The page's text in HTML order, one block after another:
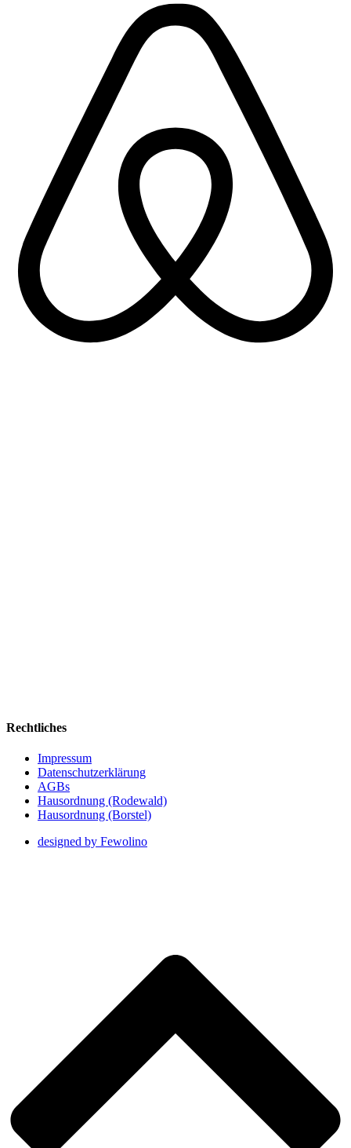
Rechtliches
Impressum
Datenschutzerklärung
AGBs
Hausordnung (Rodewald)
Hausordnung (Borstel)
designed by Fewolino